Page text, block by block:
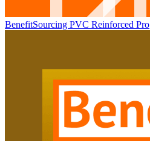
BenefitSourcing PVC Reinforced Pro